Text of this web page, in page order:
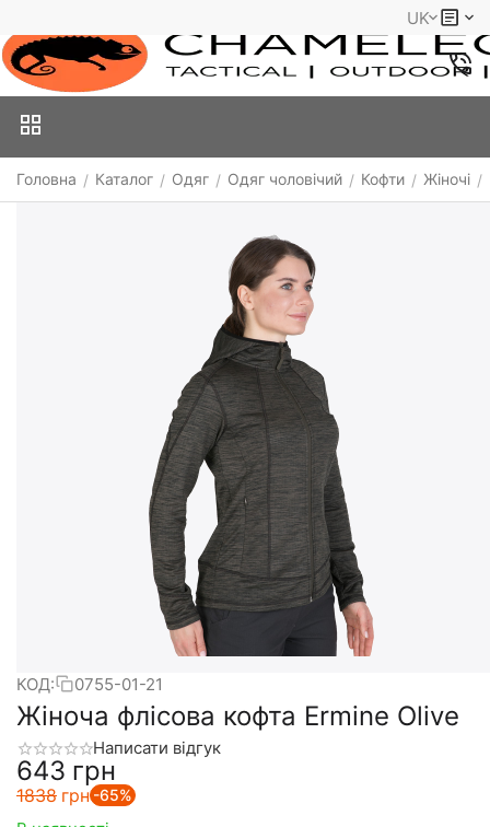
UK
Головна / Каталог / Одяг / Одяг чоловічий / Кофти / Жіночі /
КОД: 0755-01-21
Жіноча флісова кофта Ermine Olive
Написати відгук
‍643‍ грн
‍1838‍ грн -65%